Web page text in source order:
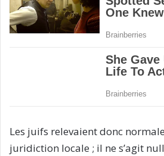
Les juifs relevaient donc
juridiction locale ; il ne s’agit